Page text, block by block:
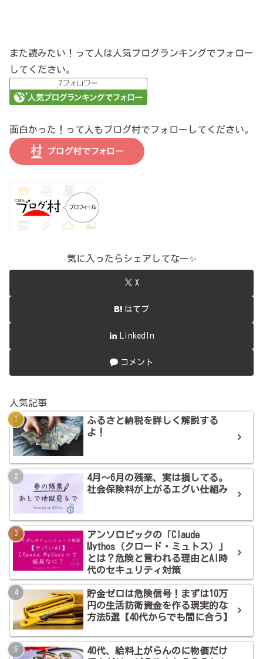
また読みたい！って人は人気ブログランキングでフォロー
してください。
面白かった！って人もブログ村でフォローしてください。
気に入ったらシェアしてなー✨
X
はてブ
LinkedIn
コメント
人気記事
ふるさと納税を詳しく解説する
よ！
4月～6月の残業、実は損してる。
社会保険料が上がるエグい仕組み
アンソロピックの「Claude
Mythos（クロード・ミュトス）」
とは？危険と言われる理由とAI時
代のセキュリティ対策
貯金ゼロは危険信号！まずは10万
円の生活防衛資金を作る現実的な
方法5選【40代からでも間に合う】
40代、給料上がらんのに物価だけ